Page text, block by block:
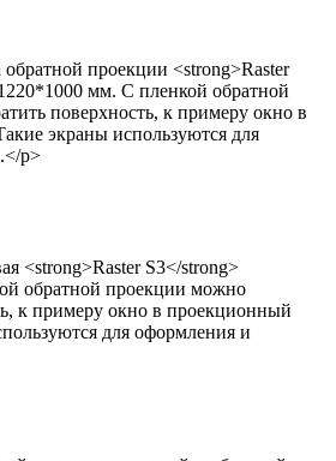
проекции <strong>Raster
мм. С пленкой обратной
поверхность, к примеру окно в
экраны используются для
p>
<strong>Raster S3</strong>
обратной проекции можно
к примеру окно в проекционный
для оформления и